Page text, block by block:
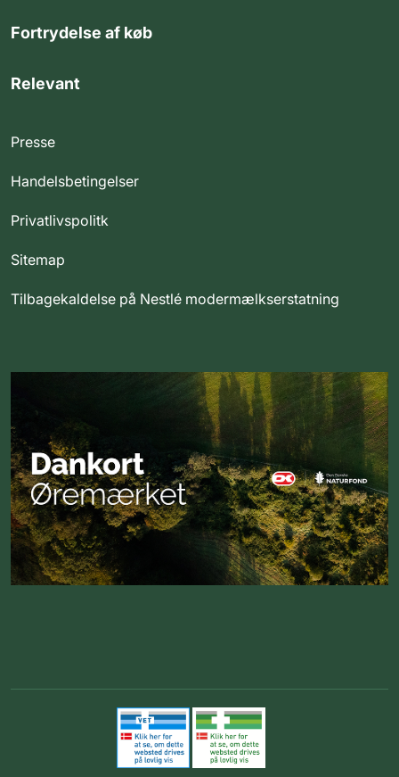
Fortrydelse af køb
Relevant
Presse
Handelsbetingelser
Privatlivspolitk
Sitemap
Tilbagekaldelse på Nestlé modermælkserstatning